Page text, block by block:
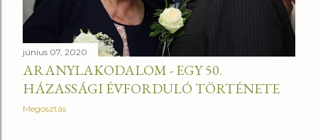
június 07, 2020
ARANYLAKODALOM - EGY 50.
HÁZASSÁGI ÉVFORDULÓ TÖRTÉNETE
Megosztás